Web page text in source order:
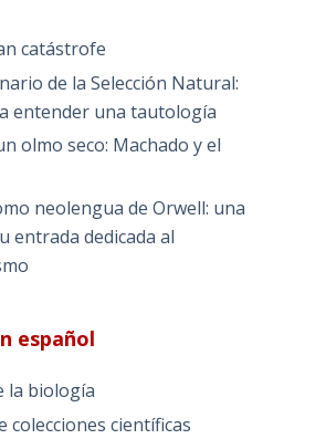
catástrofe
de la Selección Natural:
entender una tautología
olmo seco: Machado y el
neolengua de Orwell: una
entrada dedicada al
español
la biología
colecciones científicas